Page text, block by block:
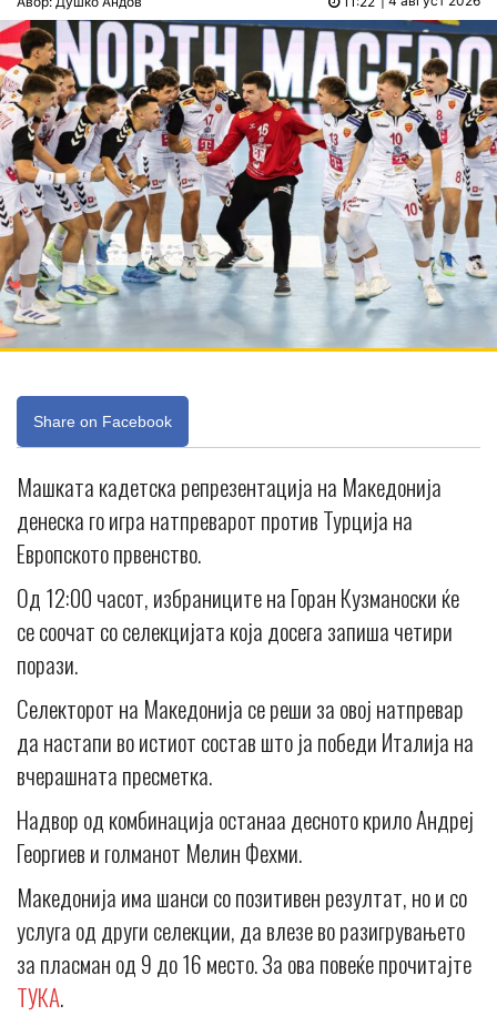
Share on Facebook
Машката кадетска репрезентација на Македонија
денеска го игра натпреварот против Турција на
Европското првенство.
Од 12:00 часот, избраниците на Горан Кузманоски ќе
се соочат со селекцијата која досега запиша четири
порази.
Селекторот на Македонија се реши за овој натпревар
да настапи во истиот состав што ја победи Италија на
вчерашната пресметка.
Надвор од комбинација останаа десното крило Андреј
Георгиев и голманот Мелин Фехми.
Македонија има шанси со позитивен резултат, но и со
услуга од други селекции, да влезе во разигрувањето
за пласман од 9 до 16 место. За ова повеќе прочитајте
ТУКА.